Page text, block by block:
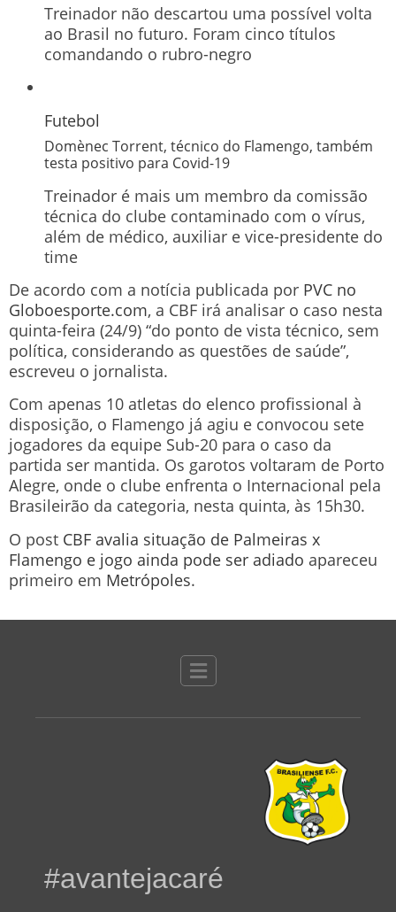
Treinador não descartou uma possível volta
ao Brasil no futuro. Foram cinco títulos
comandando o rubro-negro
Futebol
Domènec Torrent, técnico do Flamengo, também
testa positivo para Covid-19
Treinador é mais um membro da comissão
técnica do clube contaminado com o vírus,
além de médico, auxiliar e vice-presidente do
time
De acordo com a notícia publicada por PVC no
Globoesporte.com, a CBF irá analisar o caso nesta
quinta-feira (24/9) “do ponto de vista técnico, sem
política, considerando as questões de saúde”,
escreveu o jornalista.
Com apenas 10 atletas do elenco profissional à
disposição, o Flamengo já agiu e convocou sete
jogadores da equipe Sub-20 para o caso da
partida ser mantida. Os garotos voltaram de Porto
Alegre, onde o clube enfrenta o Internacional pela
Brasileirão da categoria, nesta quinta, às 15h30.
O post CBF avalia situação de Palmeiras x
Flamengo e jogo ainda pode ser adiado apareceu
primeiro em Metrópoles.
#avantejacaré